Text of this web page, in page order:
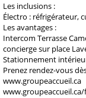
Les inclusions :
Électro : réfrigérateur,
Les avantages :
Intercom Terrasse
concierge sur place
Stationnement
Prenez rendez-vous
www.groupeaccueil.ca